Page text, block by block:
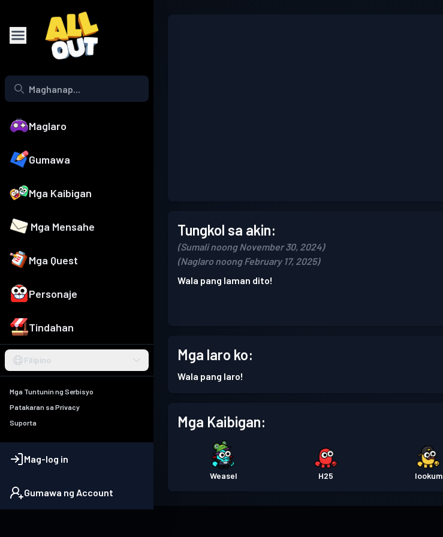
Maglaro
Gumawa
Mga Kaibigan
Mga Mensahe
Mga Quest
Personaje
Tindahan
Filipino
Mga Tuntunin ng Serbisyo
Patakaran sa Privacy
Suporta
Mag-log in
Gumawa ng Account
Tungkol sa akin:
(Sumali noong November 30, 2024)
(Naglaro noong February 17, 2025)
Wala pang laman dito!
Mga laro ko:
Wala pang laro!
Mga Kaibigan:
Weasel H25 lookum